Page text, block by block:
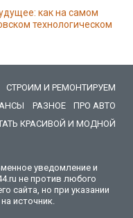
как на самом
технологическом
СТРОИМ И РЕМОНТИРУЕМ
РАЗНОЕ
ПРО АВТО
КРАСИВОЙ И МОДНОЙ
уведомление и
не против любого
сайта, но при указании
источник.